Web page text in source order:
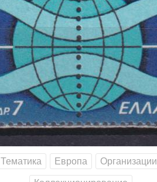
Тематика Европа Организации